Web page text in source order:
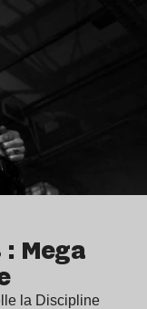
Mega
la Discipline